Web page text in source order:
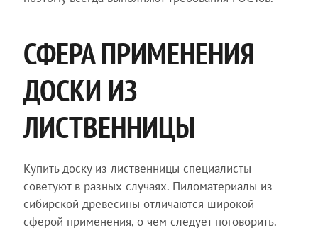
СФЕРА ПРИМЕНЕНИЯ
ДОСКИ ИЗ
ЛИСТВЕННИЦЫ
Купить доску из лиственницы специалисты
советуют в разных случаях. Пиломатериалы из
сибирской древесины отличаются широкой
сферой применения, о чем следует поговорить.